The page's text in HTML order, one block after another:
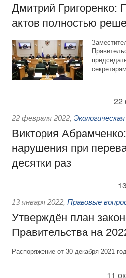
Дмитрий Григоренко:
актов полностью
22
22 февраля 2022,
Виктория
нарушения при
десятки раз
13 января 2022, Правовые
Утверждён план
Правительства на
Распоряжение от 30 декабря 2021
11